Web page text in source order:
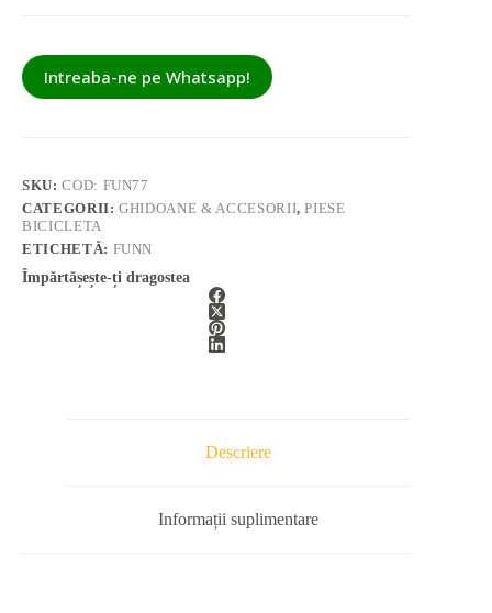
Intreaba-ne pe Whatsapp!
SKU:COD: FUN77
CATEGORII:GHIDOANE & ACCESORII,PIESE
BICICLETA
ETICHETĂ: FUNN
Împărtășește-ți dragostea
Descriere
Informații suplimentare